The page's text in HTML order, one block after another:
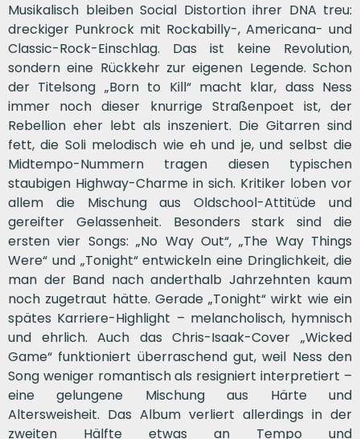
Musikalisch bleiben Social Distortion ihrer DNA treu:
dreckiger Punkrock mit Rockabilly-, Americana- und
Classic-Rock-Einschlag. Das ist keine Revolution,
sondern eine Rückkehr zur eigenen Legende. Schon
der Titelsong „Born to Kill“ macht klar, dass Ness
immer noch dieser knurrige Straßenpoet ist, der
Rebellion eher lebt als inszeniert. Die Gitarren sind
fett, die Soli melodisch wie eh und je, und selbst die
Midtempo-Nummern tragen diesen typischen
staubigen Highway-Charme in sich. Kritiker loben vor
allem die Mischung aus Oldschool-Attitüde und
gereifter Gelassenheit. Besonders stark sind die
ersten vier Songs: „No Way Out“, „The Way Things
Were“ und „Tonight“ entwickeln eine Dringlichkeit, die
man der Band nach anderthalb Jahrzehnten kaum
noch zugetraut hätte. Gerade „Tonight“ wirkt wie ein
spätes Karriere-Highlight – melancholisch, hymnisch
und ehrlich. Auch das Chris-Isaak-Cover „Wicked
Game“ funktioniert überraschend gut, weil Ness den
Song weniger romantisch als resigniert interpretiert –
eine gelungene Mischung aus Härte und
Altersweisheit. Das Album verliert allerdings in der
zweiten Hälfte etwas an Tempo und